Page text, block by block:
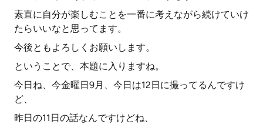
素直に自分が楽しむことを一番に考えながら続けていけ
たらいいなと思ってます。
今後ともよろしくお願いします。
ということで、本題に入りますね。
今日ね、今金曜日9月、今日は12日に撮ってるんですけ
ど、
昨日の11日の話なんですけどね、